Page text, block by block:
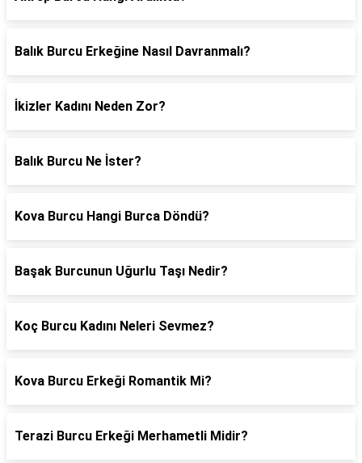
Balık Burcu Erkeğine Nasıl Davranmalı?
İkizler Kadını Neden Zor?
Balık Burcu Ne İster?
Kova Burcu Hangi Burca Döndü?
Başak Burcunun Uğurlu Taşı Nedir?
Koç Burcu Kadını Neleri Sevmez?
Kova Burcu Erkeği Romantik Mi?
Terazi Burcu Erkeği Merhametli Midir?